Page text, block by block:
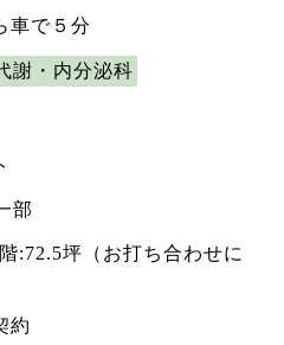
車で５分
謝・内分泌科
部
:72.5坪（お打ち合わせに
約